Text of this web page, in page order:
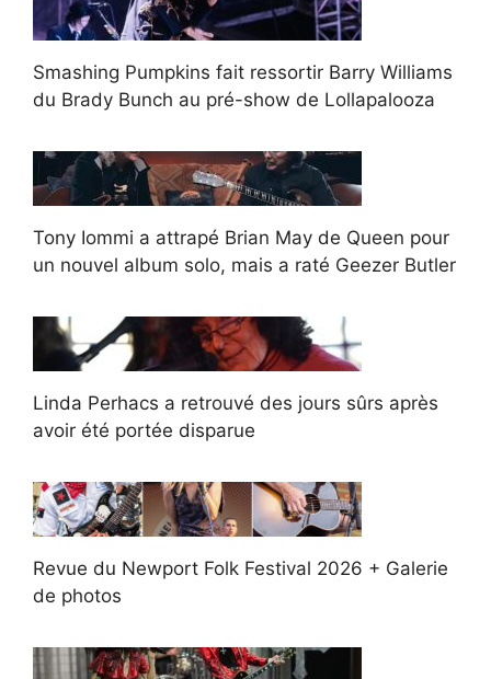
Smashing Pumpkins fait ressortir Barry Williams
du Brady Bunch au pré-show de Lollapalooza
Tony Iommi a attrapé Brian May de Queen pour
un nouvel album solo, mais a raté Geezer Butler
Linda Perhacs a retrouvé des jours sûrs après
avoir été portée disparue
Revue du Newport Folk Festival 2026 + Galerie
de photos